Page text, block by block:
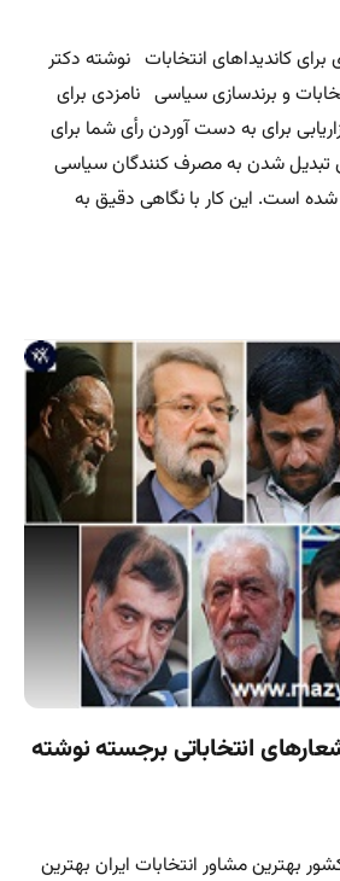
کاندیداهای انتخابات نوشته دکتر
و برندسازی سیاسی نامزدی برای
برای به دست آوردن رأی شما برای
تبدیل شدن به مصرف کنندگان سیاسی
شده است. این کار با نگاهی دقیق به
انتخاباتی برجسته نوشته
بهترین مشاور انتخابات ایران بهترین